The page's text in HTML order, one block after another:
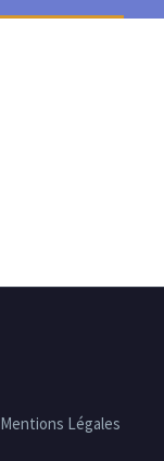
Mentions Légales